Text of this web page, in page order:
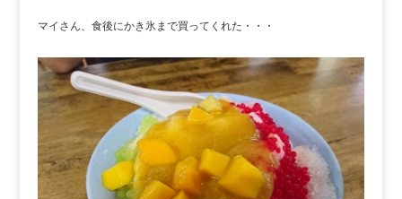
マイさん、食後にかき氷まで買ってくれた・・・